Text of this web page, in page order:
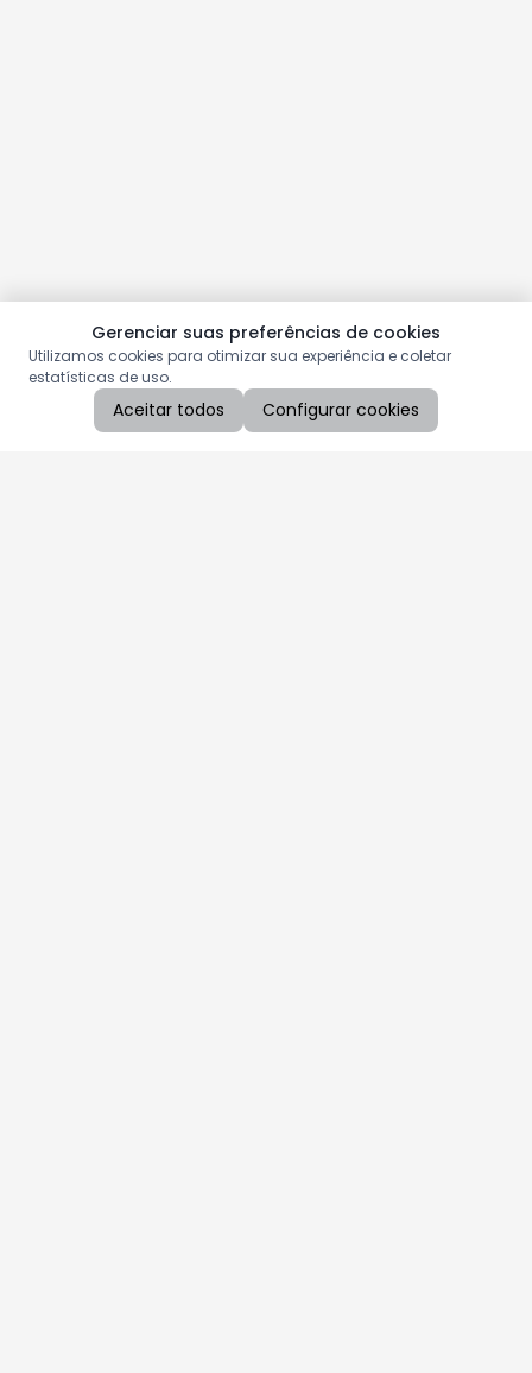
Gerenciar suas preferências de cookies
Utilizamos cookies para otimizar sua experiência e coletar
estatísticas de uso.
Aceitar todos Configurar cookies